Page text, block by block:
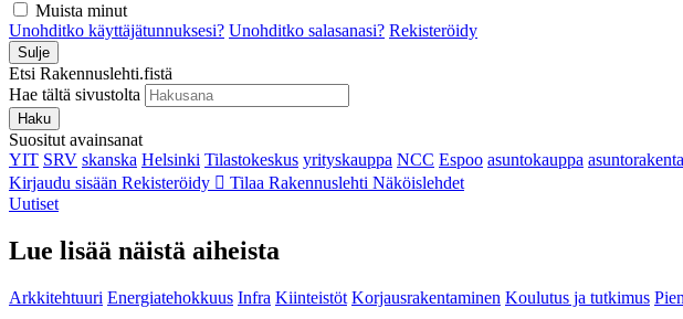
Muista minut
Unohditko käyttäjätunnuksesi? Unohditko salasanasi? Rekisteröidy
Sulje
Etsi Rakennuslehti.fistä
Hae tältä sivustolta
Haku
Suositut avainsanat
YIT SRV skanska Helsinki Tilastokeskus yrityskauppa NCC Espoo asuntokauppa
Kirjaudu sisään Rekisteröidy Tilaa Rakennuslehti Näköislehdet
Uutiset
Lue lisää näistä aiheista
Arkkitehtuuri Energiatehokkuus Infra Kiinteistöt Korjausrakentaminen Koulutus ja tutkimus